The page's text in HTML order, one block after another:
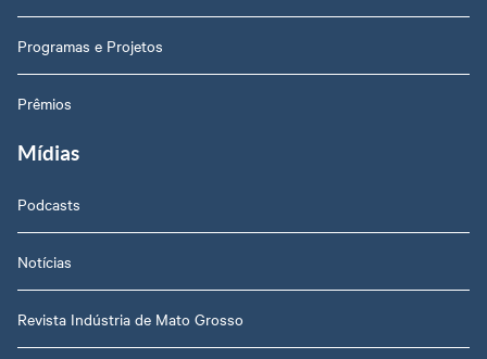
Programas e Projetos
Prêmios
Mídias
Podcasts
Notícias
Revista Indústria de Mato Grosso